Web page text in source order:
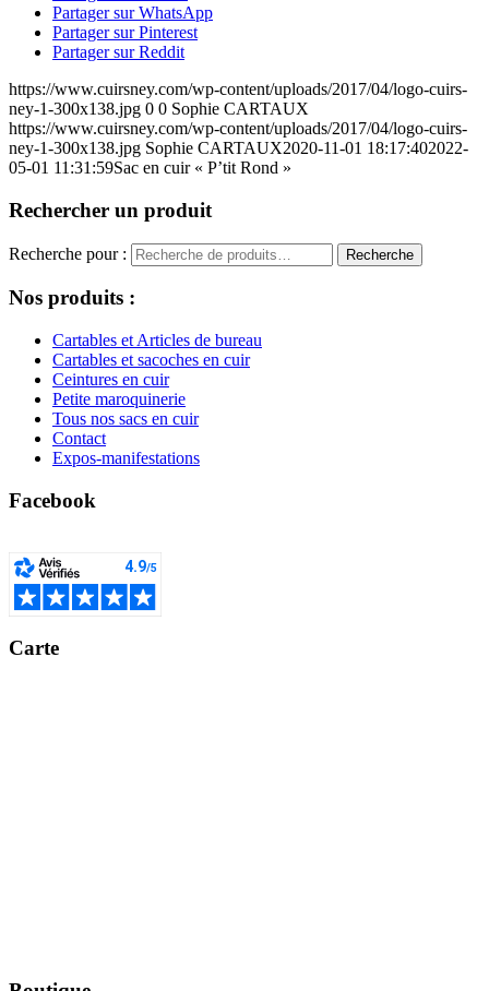
Partager sur WhatsApp
Partager sur Pinterest
Partager sur Reddit
https://www.cuirsney.com/wp-content/uploads/2017/04/logo-cuirs-
ney-1-300x138.jpg 0 0 Sophie CARTAUX
https://www.cuirsney.com/wp-content/uploads/2017/04/logo-cuirs-
ney-1-300x138.jpg Sophie CARTAUX2020-11-01 18:17:402022-
05-01 11:31:59Sac en cuir « P’tit Rond »
Rechercher un produit
Recherche pour : Recherche
Nos produits :
Cartables et Articles de bureau
Cartables et sacoches en cuir
Ceintures en cuir
Petite maroquinerie
Tous nos sacs en cuir
Contact
Expos-manifestations
Facebook
Carte